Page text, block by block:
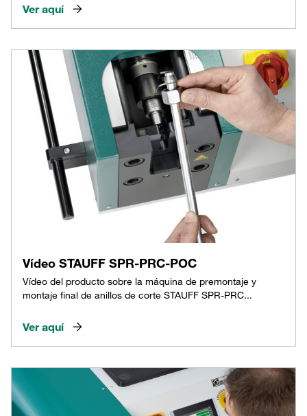
Ver aquí
Vídeo STAUFF SPR-PRC-POC
Vídeo del producto sobre la máquina de premontaje y
montaje final de anillos de corte STAUFF SPR-PRC...
Ver aquí